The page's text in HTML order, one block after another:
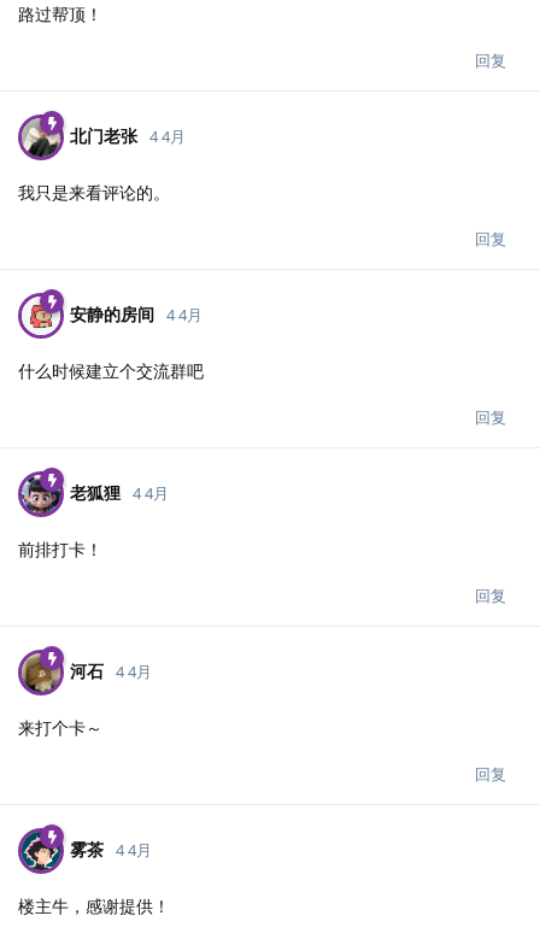
路过帮顶！
回复
北门老张 4 4月
我只是来看评论的。
回复
安静的房间 4 4月
什么时候建立个交流群吧
回复
老狐狸 4 4月
前排打卡！
回复
河石 4 4月
来打个卡～
回复
雾茶 4 4月
楼主牛，感谢提供！